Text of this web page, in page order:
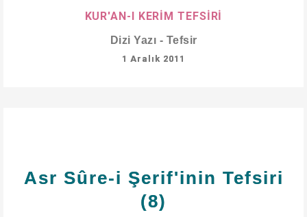
KUR'AN-I KERİM TEFSİRİ
Dizi Yazı - Tefsir
1 Aralık 2011
Asr Sûre-i Şerif'inin Tefsiri
(8)